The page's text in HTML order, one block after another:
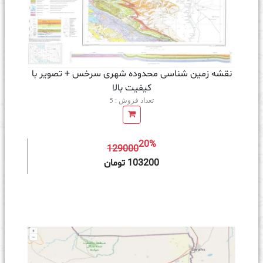
نقشه زمین‌ شناسی محدوده شهری سرخس + تصویر با
کیفیت بالا
تعداد فروش : 5
12900020%
103200 تومان